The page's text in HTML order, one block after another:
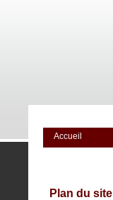
Accueil
Plan du site